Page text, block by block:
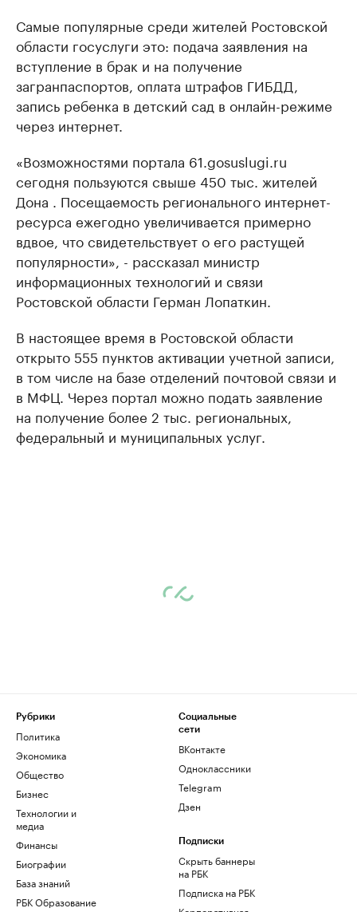
Самые популярные среди жителей Ростовской
области госуслуги это: подача заявления на
вступление в брак и на получение
загранпаспортов, оплата штрафов ГИБДД,
запись ребенка в детский сад в онлайн-режиме
через интернет.
«Возможностями портала 61.gosuslugi.ru
сегодня пользуются свыше 450 тыс. жителей
Дона . Посещаемость регионального интернет-
ресурса ежегодно увеличивается примерно
вдвое, что свидетельствует о его растущей
популярности», - рассказал министр
информационных технологий и связи
Ростовской области Герман Лопаткин.
В настоящее время в Ростовской области
открыто 555 пунктов активации учетной записи,
в том числе на базе отделений почтовой связи и
в МФЦ. Через портал можно подать заявление
на получение более 2 тыс. региональных,
федеральный и муниципальных услуг.
Рубрики
Политика
Экономика
Общество
Бизнес
Технологии и
медиа
Финансы
Биографии
База знаний
РБК Образование
Социальные
сети
ВКонтакте
Одноклассники
Telegram
Дзен
Подписки
Скрыть баннеры
на РБК
Подписка на РБК